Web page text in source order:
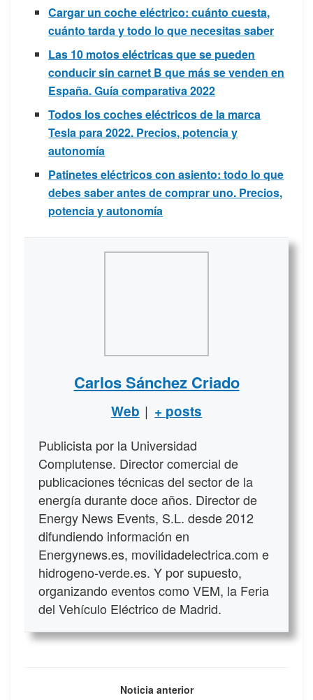
Cargar un coche eléctrico: cuánto cuesta,
cuánto tarda y todo lo que necesitas saber
Las 10 motos eléctricas que se pueden
conducir sin carnet B que más se venden en
España. Guía comparativa 2022
Todos los coches eléctricos de la marca
Tesla para 2022. Precios, potencia y
autonomía
Patinetes eléctricos con asiento: todo lo que
debes saber antes de comprar uno. Precios,
potencia y autonomía
Carlos Sánchez Criado
Web | + posts
Publicista por la Universidad
Complutense. Director comercial de
publicaciones técnicas del sector de la
energía durante doce años. Director de
Energy News Events, S.L. desde 2012
difundiendo información en
Energynews.es, movilidadelectrica.com e
hidrogeno-verde.es. Y por supuesto,
organizando eventos como VEM, la Feria
del Vehículo Eléctrico de Madrid.
Noticia anterior